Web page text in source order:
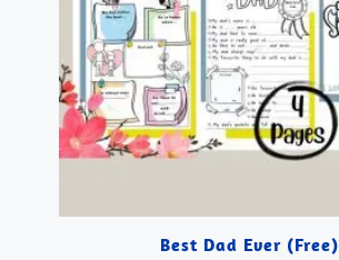
Best Dad Ever (Free)